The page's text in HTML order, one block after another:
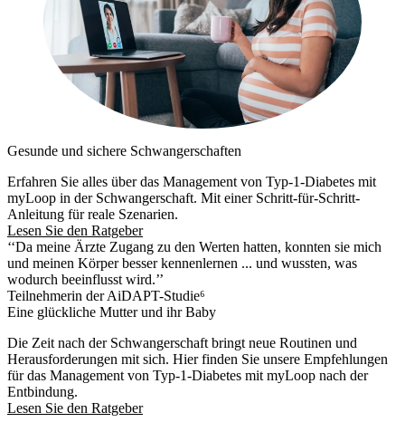
Gesunde und sichere Schwangerschaften
Erfahren Sie alles über das Management von Typ-1-Diabetes mit
myLoop in der Schwangerschaft. Mit einer Schritt-für-Schritt-
Anleitung für reale Szenarien.
Lesen Sie den Ratgeber
‘‘Da meine Ärzte Zugang zu den Werten hatten, konnten sie mich
und meinen Körper besser kennenlernen ... und wussten, was
wodurch beeinflusst wird.’’
Teilnehmerin der AiDAPT-Studie⁶
Eine glückliche Mutter und ihr Baby
Die Zeit nach der Schwangerschaft bringt neue Routinen und
Herausforderungen mit sich. Hier finden Sie unsere Empfehlungen
für das Management von Typ-1-Diabetes mit myLoop nach der
Entbindung.
Lesen Sie den Ratgeber